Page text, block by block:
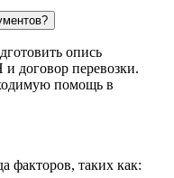
опись
договор перевозки.
помощь в
факторов, таких как: